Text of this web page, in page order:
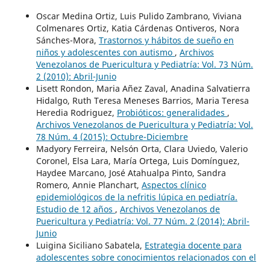
Oscar Medina Ortiz, Luis Pulido Zambrano, Viviana
Colmenares Ortiz, Katia Cárdenas Ontiveros, Nora
Sánches-Mora, Trastornos y hábitos de sueño en
niños y adolescentes con autismo , Archivos
Venezolanos de Puericultura y Pediatría: Vol. 73 Núm.
2 (2010): Abril-Junio
Lisett Rondon, Maria Añez Zaval, Anadina Salvatierra
Hidalgo, Ruth Teresa Meneses Barrios, Maria Teresa
Heredia Rodriguez, Probióticos: generalidades ,
Archivos Venezolanos de Puericultura y Pediatría: Vol.
78 Núm. 4 (2015): Octubre-Diciembre
Madyory Ferreira, Nelsón Orta, Clara Uviedo, Valerio
Coronel, Elsa Lara, María Ortega, Luis Domínguez,
Haydee Marcano, José Atahualpa Pinto, Sandra
Romero, Annie Planchart, Aspectos clínico
epidemiológicos de la nefritis lúpica en pediatría.
Estudio de 12 años , Archivos Venezolanos de
Puericultura y Pediatría: Vol. 77 Núm. 2 (2014): Abril-
Junio
Luigina Siciliano Sabatela, Estrategia docente para
adolescentes sobre conocimientos relacionados con el